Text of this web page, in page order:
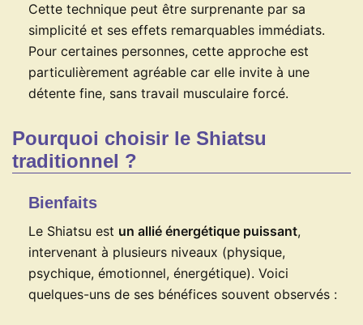
Cette technique peut être surprenante par sa
simplicité et ses effets remarquables immédiats.
Pour certaines personnes, cette approche est
particulièrement agréable car elle invite à une
détente fine, sans travail musculaire forcé.
Pourquoi choisir le Shiatsu
traditionnel ?
Bienfaits
Le Shiatsu est un allié énergétique puissant,
intervenant à plusieurs niveaux (physique,
psychique, émotionnel, énergétique). Voici
quelques-uns de ses bénéfices souvent observés :